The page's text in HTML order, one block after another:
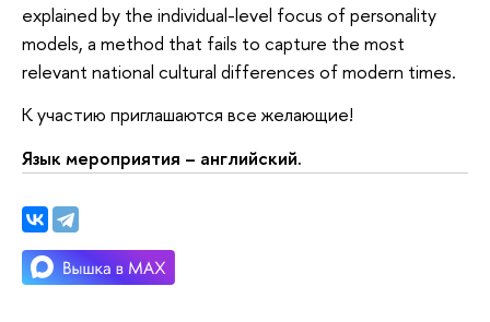
explained by the individual-level focus of personality
models, a method that fails to capture the most
relevant national cultural differences of modern times.
К участию приглашаются все желающие!
Язык мероприятия – английский.